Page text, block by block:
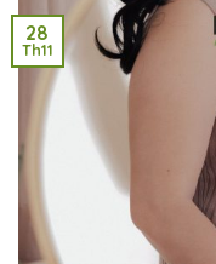
28
Th11